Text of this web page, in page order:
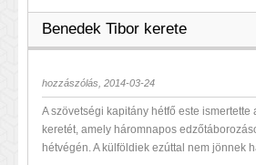
Benedek Tibor kerete
hozzászólás, 2014-03-24
A szövetségi kapitány hétfő este ismertette
keretét, amely háromnapos
hétvégén. A külföldiek ezúttal nem jönnek